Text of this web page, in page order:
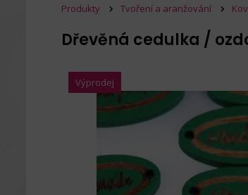
Produkty Tvoření a aranžování
Dřevěná cedulka /
Výprodej